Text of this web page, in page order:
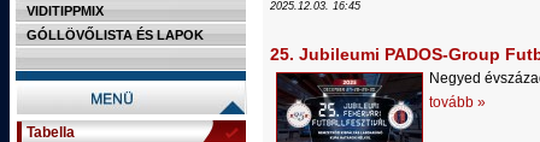
VIDITIPPMIX
GÓLLÖVŐLISTA ÉS LAPOK
Tabella
2025.12.03. 16:45
25. Jubileumi PADOS-Group
Negyed
tovább »